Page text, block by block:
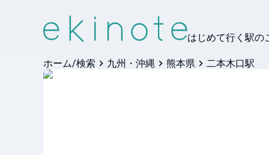
はじめて行く駅の
ホーム/検索 九州・沖縄 熊本県 二本木口駅